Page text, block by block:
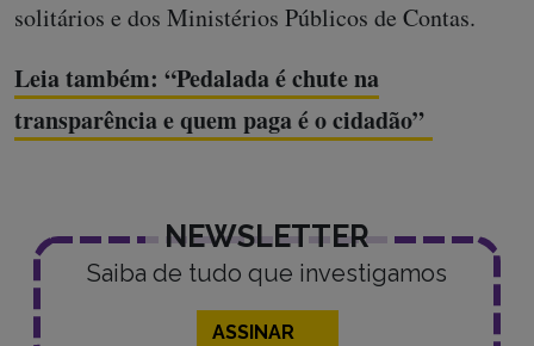
solitários e dos Ministérios Públicos de Contas.
Leia também: “Pedalada é chute na
transparência e quem paga é o cidadão”
NEWSLETTER
Saiba de tudo que investigamos
ASSINAR